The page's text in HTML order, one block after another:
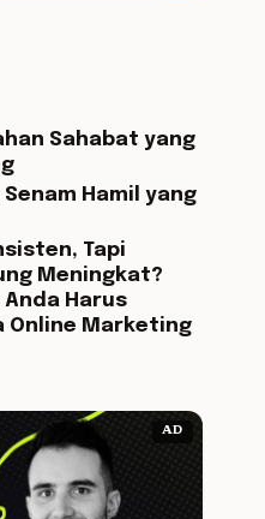
Sahabat yang
Hamil yang
Tapi
Meningkat?
Anda Harus
Online Marketing
AD